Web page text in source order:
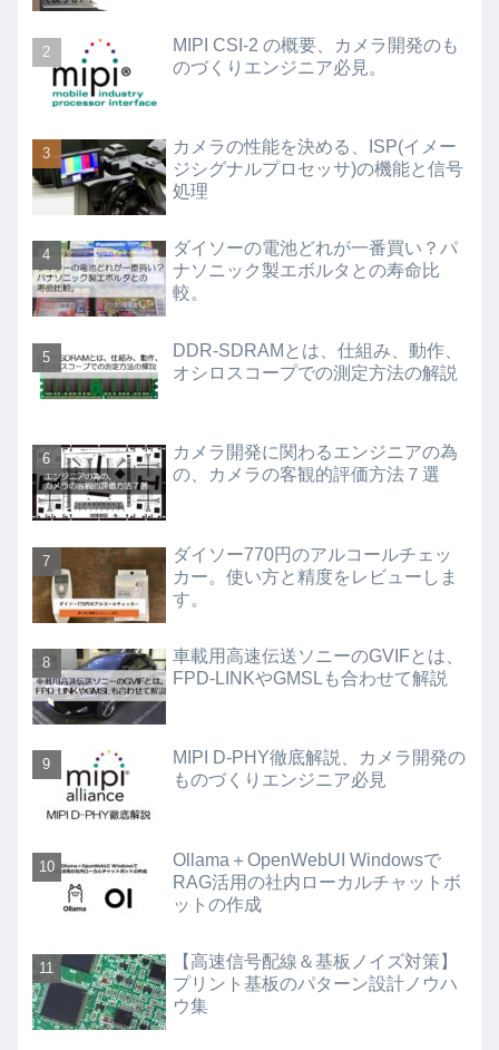
MIPI CSI-2 の概要、カメラ開発のも
のづくりエンジニア必見。
カメラの性能を決める、ISP(イメー
ジシグナルプロセッサ)の機能と信号
処理
ダイソーの電池どれが一番買い？パ
ナソニック製エボルタとの寿命比
較。
DDR-SDRAMとは、仕組み、動作、
オシロスコープでの測定方法の解説
カメラ開発に関わるエンジニアの為
の、カメラの客観的評価方法７選
ダイソー770円のアルコールチェッ
カー。使い方と精度をレビューしま
す。
車載用高速伝送ソニーのGVIFとは、
FPD-LINKやGMSLも合わせて解説
MIPI D-PHY徹底解説、カメラ開発の
ものづくりエンジニア必見
Ollama＋OpenWebUI Windowsで
RAG活用の社内ローカルチャットボ
ットの作成
【高速信号配線＆基板ノイズ対策】
プリント基板のパターン設計ノウハ
ウ集